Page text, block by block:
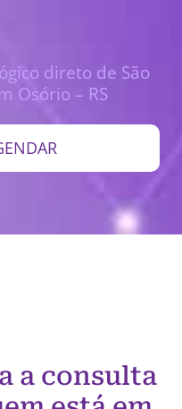
direto de São
Osório – RS
a consulta